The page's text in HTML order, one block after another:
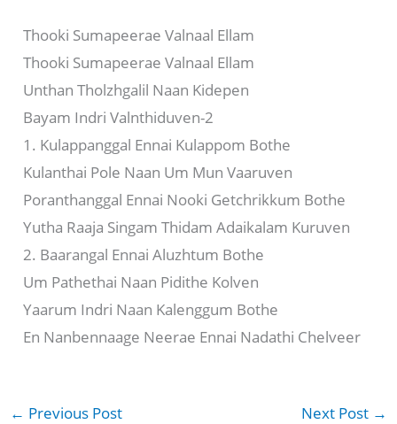
Thooki Sumapeerae Valnaal Ellam
Thooki Sumapeerae Valnaal Ellam
Unthan Tholzhgalil Naan Kidepen
Bayam Indri Valnthiduven-2
1. Kulappanggal Ennai Kulappom Bothe
Kulanthai Pole Naan Um Mun Vaaruven
Poranthanggal Ennai Nooki Getchrikkum Bothe
Yutha Raaja Singam Thidam Adaikalam Kuruven
2. Baarangal Ennai Aluzhtum Bothe
Um Pathethai Naan Pidithe Kolven
Yaarum Indri Naan Kalenggum Bothe
En Nanbennaage Neerae Ennai Nadathi Chelveer
← Previous Post Next Post →